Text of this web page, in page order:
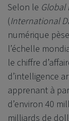
Selon le Global
(International
numérique
l’échelle
le chiffre
d’intelligence
apprenant à
d’environ 40
milliards de